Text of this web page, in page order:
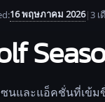
16 พฤษภาคม 2026|3 เ
นและแอ็คชั่นที่เข้ม